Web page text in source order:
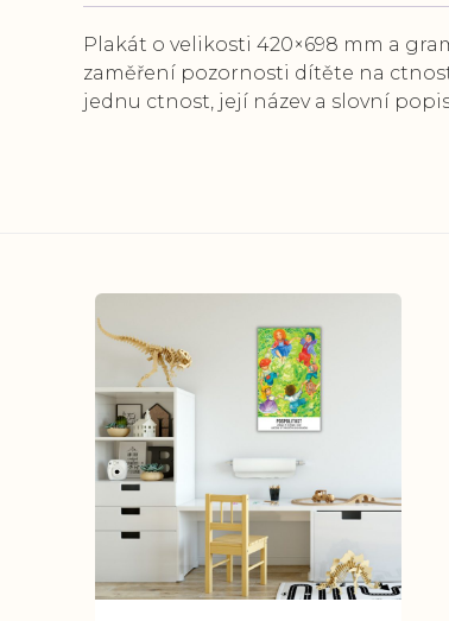
Plakát o velikosti 420×698 mm a
zaměření pozornosti dítěte na
jednu ctnost, její název a slovní